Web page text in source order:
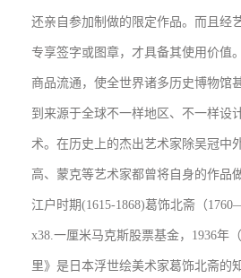
还亲自参加制做的限定作品。而且经
专享签字或图章，才具备其使用价值
商品流通，使全世界诸多历史博物馆
到来源于全球不一样地区、不一样设
术。在历史上的杰出艺术家除吴冠中
高、蒙克等艺术家都曾将自身的作品
江户时期(1615-1868)葛饰北斋（
x38.一厘米马克斯股票基金，1936年
里》是日本浮世绘美术家葛饰北斋的